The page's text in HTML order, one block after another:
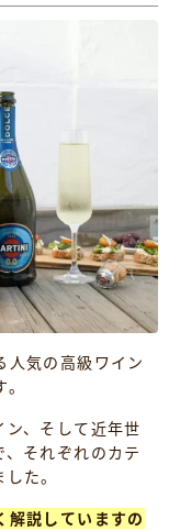
人気の高級ワイン
、そして近年世
それぞれのカテ
た。
解説していますの